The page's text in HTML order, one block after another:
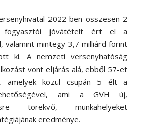
2022-ben összesen 2
fogyasztói jóvátételt ért el a
valamint mintegy 3,7 milliárd forint
ki. A nemzeti versenyhatóság
vont eljárás alá, ebből 57-et
amelyek közül csupán 5 élt a
ami a GVH új,
törekvő, munkahelyeket
eredménye.